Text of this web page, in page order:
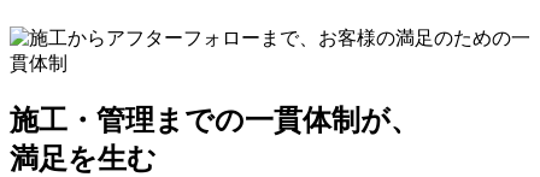
施工・管理までの一貫体制が、
満足を生む